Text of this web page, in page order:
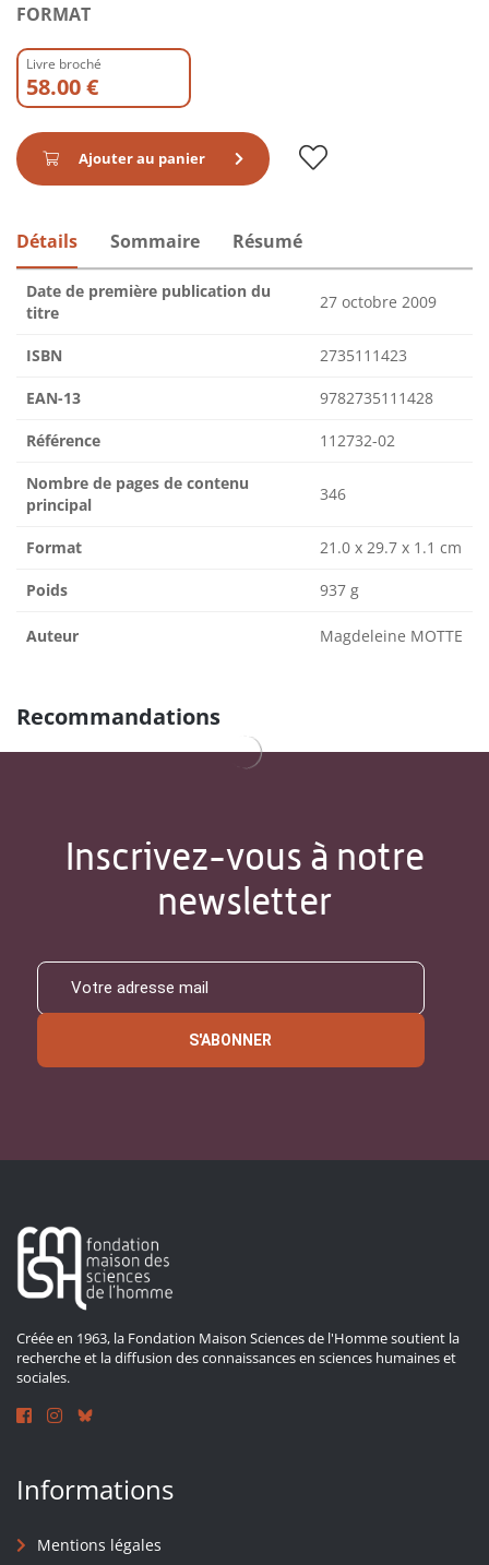
FORMAT
Livre broché
58.00 €
Ajouter au panier
Détails Sommaire Résumé
Date de première publication du
titre
27 octobre 2009
ISBN 2735111423
EAN-13 9782735111428
Référence 112732-02
Nombre de pages de contenu
principal
346
Format 21.0 x 29.7 x 1.1 cm
Poids 937 g
Auteur Magdeleine MOTTE
Recommandations
Inscrivez-vous à notre
newsletter
S'ABONNER
Créée en 1963, la Fondation Maison Sciences de l'Homme soutient la
recherche et la diffusion des connaissances en sciences humaines et
sociales.
Informations
Mentions légales